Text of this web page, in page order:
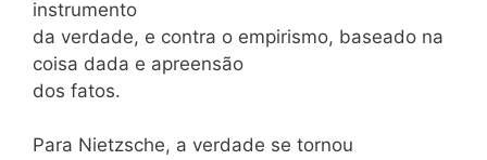
instrumento
da verdade, e contra o empirismo, baseado na
coisa dada e apreensão
dos fatos.
Para Nietzsche, a verdade se tornou